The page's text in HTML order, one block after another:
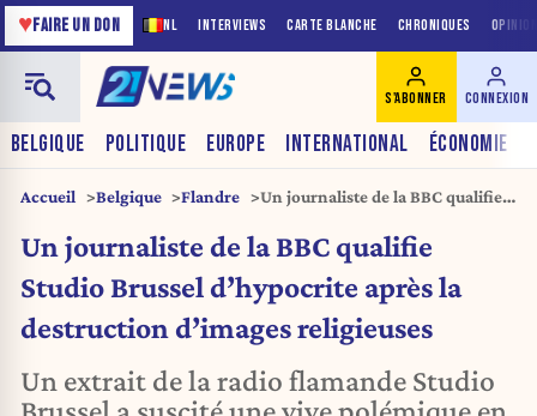
NL INTERVIEWS CARTE BLANCHE CHRONIQUES
♥FAIRE UN DON
BELGIQUE POLITIQUE EUROPE INTERNATIONAL ÉCONOMIE
S'ABONNER CONNEXION
Accueil Belgique Flandre
Un journaliste de la BBC qualifie
la destruction d’images
Un journaliste de la BBC qualifie
Studio Brussel d’hypocrite après la
destruction d’images religieuses
Un extrait de la radio flamande Studio